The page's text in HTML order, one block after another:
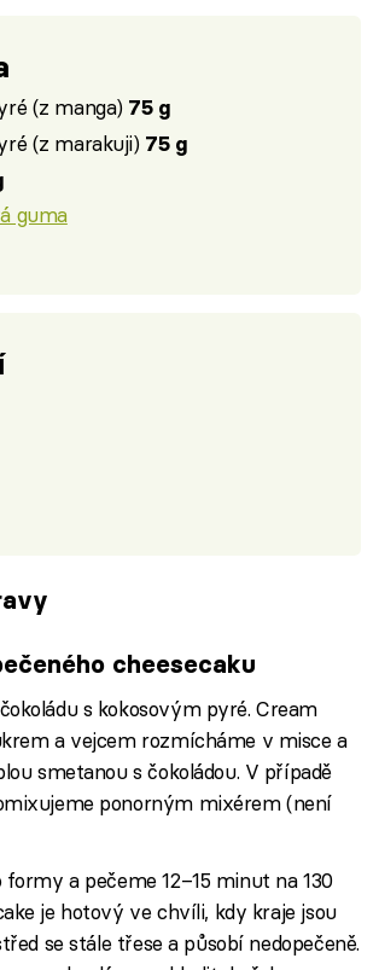
(z manga) 75 g
(z marakuji) 75 g
guma
cheesecaku
s kokosovým pyré. Cream
a vejcem rozmícháme v misce a
smetanou s čokoládou. V případě
ponorným mixérem (není
formy a pečeme 12–15 minut na 130
je hotový ve chvíli, kdy kraje jsou
se stále třese a působí nedopečeně.